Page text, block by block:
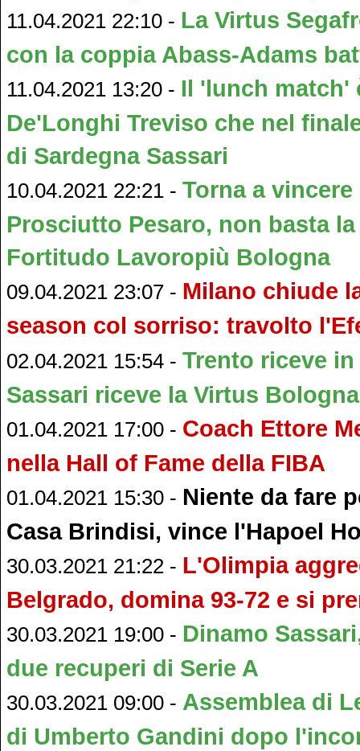
11.04.2021 22:10 - La Virtus
con la coppia Abass-Adams
11.04.2021 13:20 - Il 'lunch match'
De'Longhi Treviso che nel
di Sardegna Sassari
10.04.2021 22:21 - Torna a
Prosciutto Pesaro, non basta
Fortitudo Lavoropiù Bologna
09.04.2021 23:07 - Milano chiude
season col sorriso: travolto
02.04.2021 15:54 - Trento riceve in
Sassari riceve la Virtus Bologna
01.04.2021 17:00 - Coach Ettore
nella Hall of Fame della FIBA
01.04.2021 15:30 - Niente da fare
Casa Brindisi, vince l'Hapoel
30.03.2021 21:22 - L'Olimpia
Belgrado, domina 93-72 e si
30.03.2021 19:00 - Dinamo
due recuperi di Serie A
30.03.2021 09:00 - Assemblea di
di Umberto Gandini dopo